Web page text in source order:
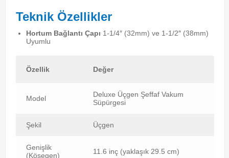
Teknik Özellikler
Hortum Bağlantı Çapı 1-1/4″ (32mm) ve 1-1/2″ (38mm)
Uyumlu
Özellik Değer
Model
Deluxe Üçgen Şeffaf Vakum
Süpürgesi
Şekil Üçgen
Genişlik
(Köşegen)
11.6 inç (yaklaşık 29.5 cm)